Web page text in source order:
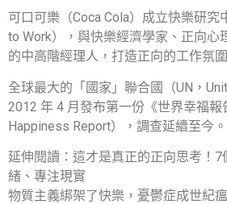
可口可樂（Coca Cola）成立快樂研
to Work），與快樂經濟學家、正向心
的中高階經理人，打造正向的工作氛圍
全球最大的「國家」聯合國（UN，
2012 年 4 月發布第一份《世界幸福報
Happiness Report），調查延續至今。
延伸閱讀：這才是真正的正向思考！
緒、專注現實
物質主義綁架了快樂，憂鬱症成世紀